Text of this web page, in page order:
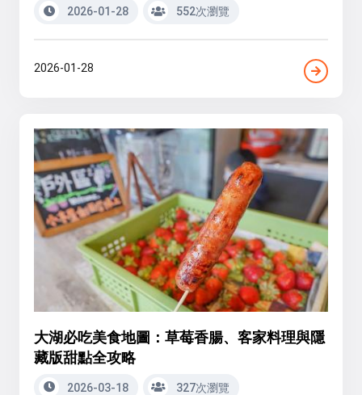
2026-01-28 552次瀏覽
2026-01-28
大湖必吃美食地圖：草莓香腸、客家料理與隱
藏版甜點全攻略
2026-03-18 327次瀏覽